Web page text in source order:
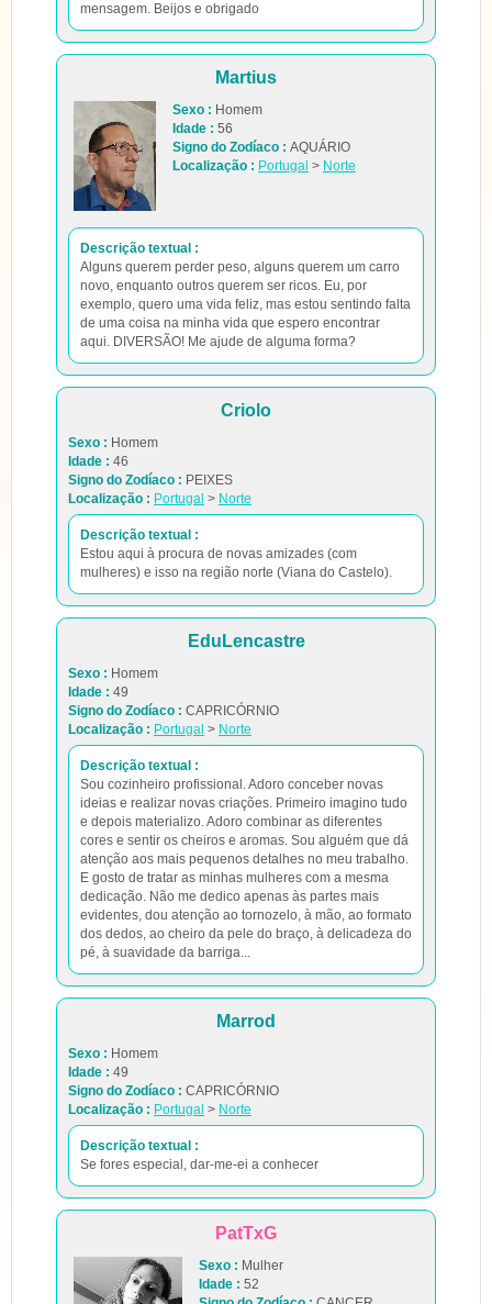
mensagem. Beijos e obrigado
Martius
Sexo : Homem
Idade : 56
Signo do Zodíaco : AQUÁRIO
Localização : Portugal > Norte
Descrição textual :
Alguns querem perder peso, alguns querem um carro
novo, enquanto outros querem ser ricos. Eu, por
exemplo, quero uma vida feliz, mas estou sentindo falta
de uma coisa na minha vida que espero encontrar
aqui. DIVERSÃO! Me ajude de alguma forma?
Criolo
Sexo : Homem
Idade : 46
Signo do Zodíaco : PEIXES
Localização : Portugal > Norte
Descrição textual :
Estou aqui à procura de novas amizades (com
mulheres) e isso na região norte (Viana do Castelo).
EduLencastre
Sexo : Homem
Idade : 49
Signo do Zodíaco : CAPRICÓRNIO
Localização : Portugal > Norte
Descrição textual :
Sou cozinheiro profissional. Adoro conceber novas
ideias e realizar novas criações. Primeiro imagino tudo
e depois materializo. Adoro combinar as diferentes
cores e sentir os cheiros e aromas. Sou alguém que dá
atenção aos mais pequenos detalhes no meu trabalho.
E gosto de tratar as minhas mulheres com a mesma
dedicação. Não me dedico apenas às partes mais
evidentes, dou atenção ao tornozelo, à mão, ao formato
dos dedos, ao cheiro da pele do braço, à delicadeza do
pé, à suavidade da barriga...
Marrod
Sexo : Homem
Idade : 49
Signo do Zodíaco : CAPRICÓRNIO
Localização : Portugal > Norte
Descrição textual :
Se fores especial, dar-me-ei a conhecer
PatTxG
Sexo : Mulher
Idade : 52